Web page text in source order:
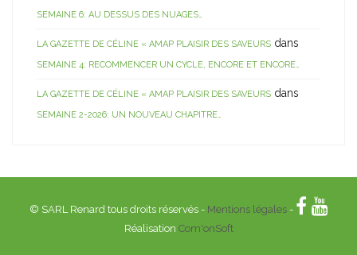
SEMAINE 6: AU DESSUS DES NUAGES…
LA GAZETTE DE CÉLINE « AMAP PLAISIR DES SAVEURS dans
SEMAINE 4: RECOMMENCER UN CYCLE, ENCORE ET ENCORE…
LA GAZETTE DE CÉLINE « AMAP PLAISIR DES SAVEURS dans
SEMAINE 2-2026: UN NOUVEAU CHAPITRE…
© SARL Renard tous droits réservés - Mentions légales-
Réalisation Com'onSoft